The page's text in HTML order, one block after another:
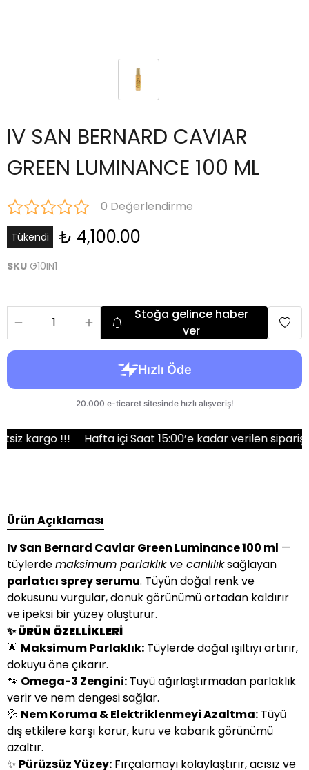
IV SAN BERNARD CAVIAR
GREEN LUMINANCE 100 ML
0 Değerlendirme
Tükendi ₺ 4,100.00
SKU G10IN1
Stoğa gelince haber
ver
!!! Hafta içi Saat 15:00’e kadar verilen siparişler
Ürün Açıklaması
Iv San Bernard Caviar Green Luminance 100 ml —
tüylerdemaksimum parlaklık ve canlılıksağlayan
parlatıcı sprey serumu. Tüyün doğal renk ve
dokusunu vurgular, donuk görünümü ortadan kaldırır
ve ipeksi bir yüzey oluşturur.
✨ ÜRÜN ÖZELLİKLERİ
🌟 Maksimum Parlaklık: Tüylerde doğal ışıltıyı artırır,
dokuyu öne çıkarır.
🐾 Omega-3 Zengini: Tüyü ağırlaştırmadan parlaklık
verir ve nem dengesi sağlar.
💦 Nem Koruma & Elektriklenmeyi Azaltma: Tüyü
dış etkilere karşı korur, kuru ve kabarık görünümü
azaltır.
✨ Pürüzsüz Yüzey: Fırçalamayı kolaylaştırır, acısız ve